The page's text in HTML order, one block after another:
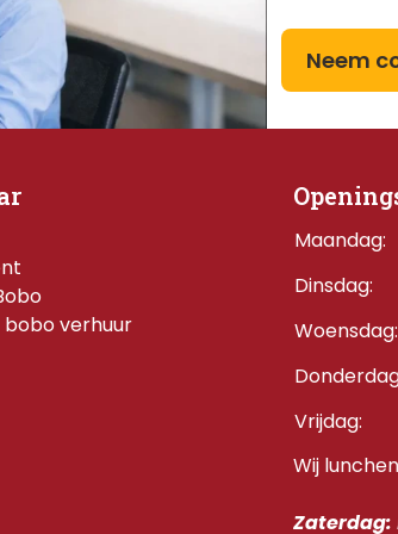
Neem
verhuur
Maandag:
Dinsdag:
Woensdag:
Vrijdag:
Wij
Zaterdag: